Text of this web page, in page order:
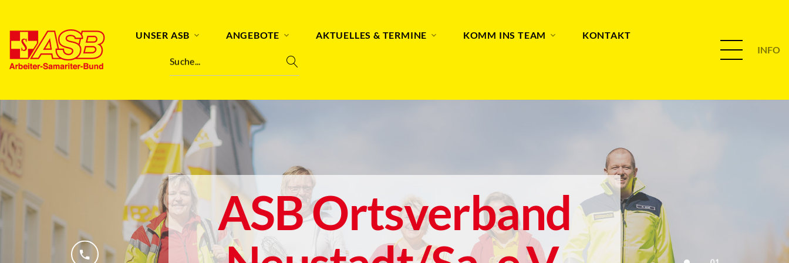
UNSER ASB ANGEBOTE AKTUELLES & TERMINE KOMM INS TEAM KONTAKT
Suche...
INFO
ASB Ortsverband